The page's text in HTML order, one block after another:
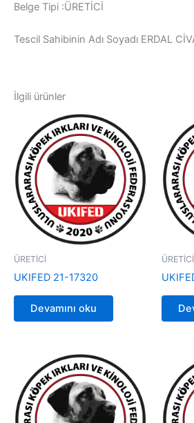
Belge Tipi :ÜRETİCİ
Tescil Sahibinin Adı Soyadı ERDAL
İlgili ürünler
ÜRETİCİ
UKIFED 21-17320
Devamını oku
ÜRETİCİ